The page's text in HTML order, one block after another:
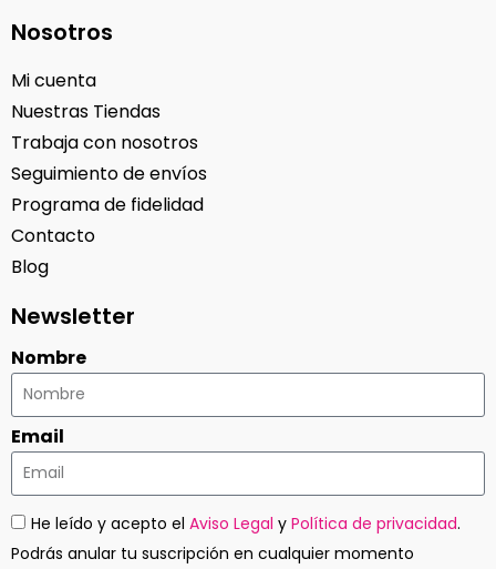
Nosotros
Mi cuenta
Nuestras Tiendas
Trabaja con nosotros
Seguimiento de envíos
Programa de fidelidad
Contacto
Blog
Newsletter
Nombre
Email
He leído y acepto el Aviso Legal y Política de privacidad.
Podrás anular tu suscripción en cualquier momento